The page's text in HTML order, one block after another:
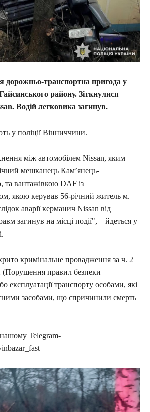
дорожньо-транспортна пригода у
району. Зіткнулися
Водій легковика загинув.
у поліції Вінниччини.
між автомобілем Nissan, яким
мешканець Кам’янець-
та вантажівкою DAF із
якою керував 56-річний житель м.
аварії керманич Nissan від
загинув на місці події", – йдеться у
кримінальне провадження за ч. 2
(Порушення правил безпеки
експлуатації транспорту особами, які
засобами, що спричинили смерть
Telegram-